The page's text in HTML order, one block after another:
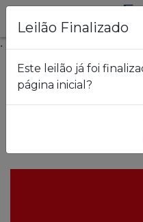
.
Frazão Leilões
2º Leilão de
Leilão Finalizado
Este leilão já foi
página inicial?